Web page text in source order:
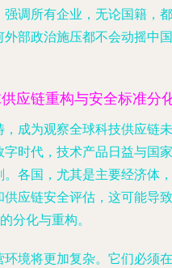
调所有企业，无论国籍，都
部政治施压都不会动摇中国
应链重构与安全标准分
成为观察全球科技供应链未
时代，技术产品日益与国家
各国，尤其是主要经济体，
应链安全评估，这可能导致
分化与重构。
境将更加复杂。它们必须在